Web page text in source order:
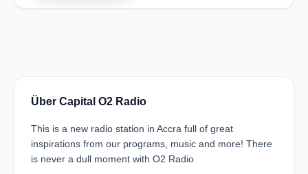
Über Capital O2 Radio
This is a new radio station in Accra full of great
inspirations from our programs, music and more! There
is never a dull moment with O2 Radio